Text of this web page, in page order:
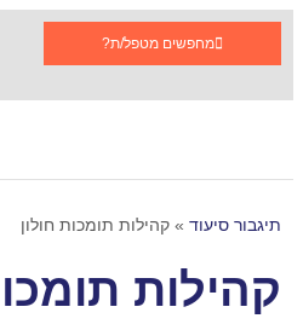
מחפשים מטפל/ת?
תיגבור סיעוד » קהילות תומכות חולון
קהילות